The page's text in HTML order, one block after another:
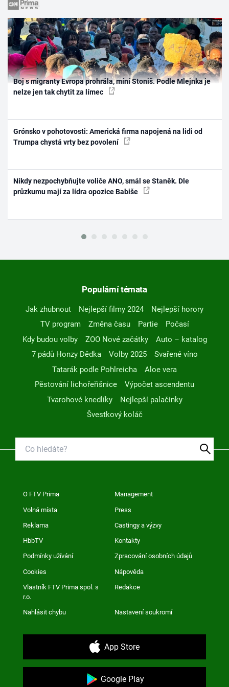
Boj s migranty Evropa prohrála, míní Stoniš. Podle Mlejnka je
nelze jen tak chytit za límec
Grónsko v pohotovosti: Americká firma napojená na lidi od
Trumpa chystá vrty bez povolení
Nikdy nezpochybňujte voliče ANO, smál se Staněk. Dle
průzkumu mají za lídra opozice Babiše
Populární témata
Jak zhubnout Nejlepší filmy 2024
Nejlepší horory
TV program
Změna času Partie
Počasí
Kdy budou volby
ZOO Nové začátky
Auto – katalog
7 pádů Honzy Dědka
Volby 2025
Svařené víno
Tatarák podle Pohlreicha
Aloe vera
Pěstování lichořeřišnice
Výpočet ascendentu
Tvarohové knedlíky
Nejlepší palačinky
Švestkový koláč
O FTV Prima Management
Volná místa Press
Reklama Castingy a výzvy
HbbTV Kontakty
Podmínky užívání Zpracování osobních údajů
Cookies Nápověda
Vlastník FTV Prima spol. s
r.o.
Redakce
Nahlásit chybu Nastavení soukromí
App Store
Google Play